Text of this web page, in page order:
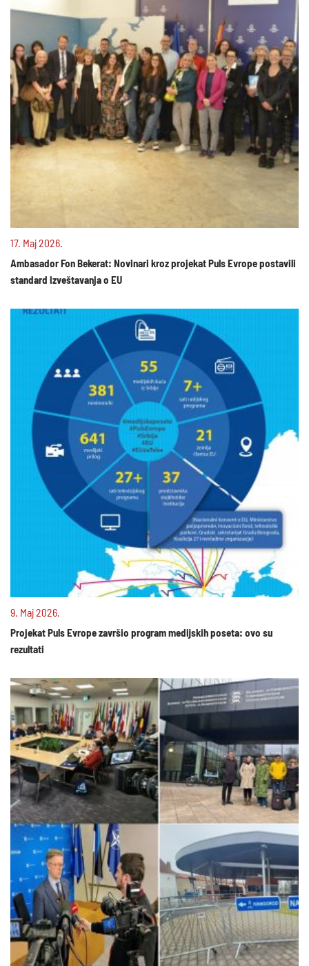
17. Maj 2026.
Ambasador Fon Bekerat: Novinari kroz projekat Puls Evrope postavili
standard izveštavanja o EU
9. Maj 2026.
Projekat Puls Evrope završio program medijskih poseta: ovo su
rezultati